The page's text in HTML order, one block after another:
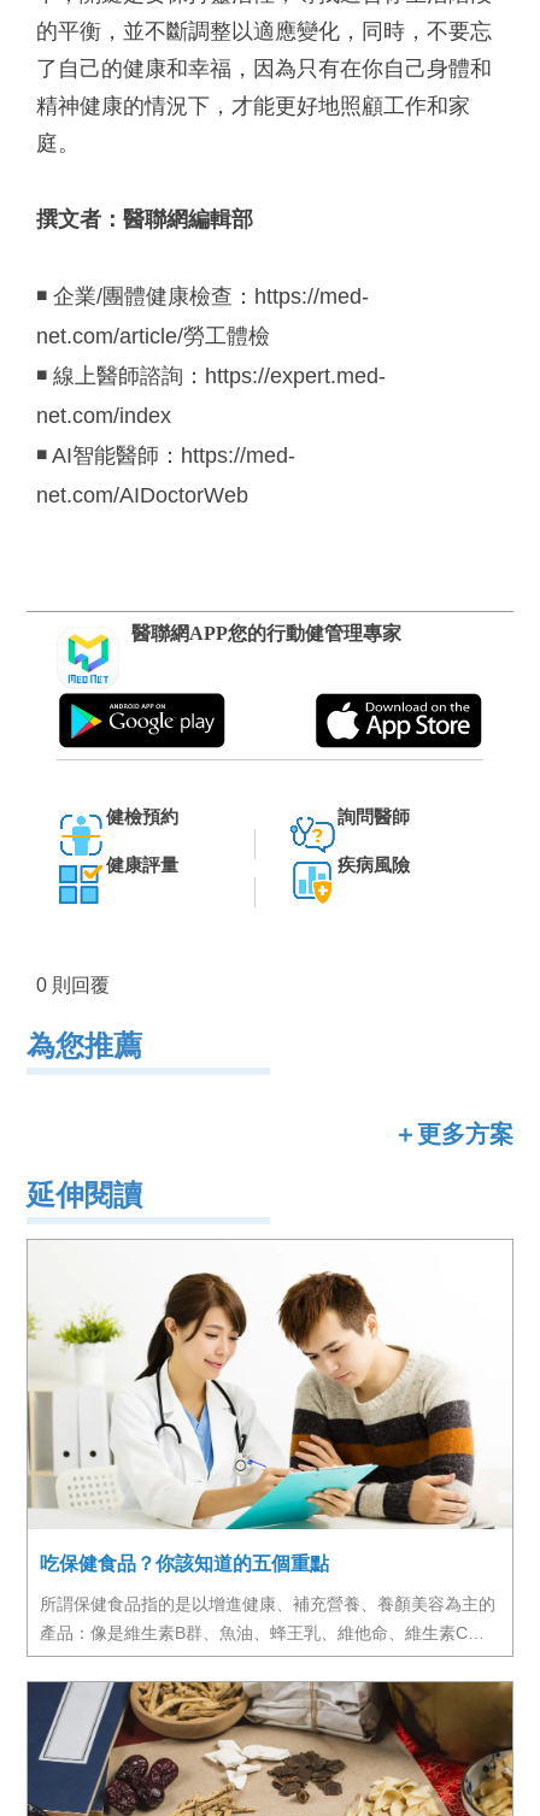
的平衡，並不斷調整以適應變化，同時，不要忘
了自己的健康和幸福，因為只有在你自己身體和
精神健康的情況下，才能更好地照顧工作和家
庭。
撰文者：醫聯網編輯部
◾️ 企業/團體健康檢查： https://med-
net.com/article/勞工體檢
◾️ 線上醫師諮詢： https://expert.med-
net.com/index
◾️ AI智能醫師： https://med-
net.com/AIDoctorWeb
醫聯網APP您的行動健管理專家
健檢預約 詢問醫師
健康評量 疾病風險
0 則回覆
為您推薦
＋更多方案
延伸閱讀
吃保健食品？你該知道的五個重點
所謂保健食品指的是以增進健康、補充營養、養顏美容為主的
產品：像是維生素B群、魚油、蜂王乳、維他命、維生素C、
維生素E、Q10、膠原蛋白、綠藻、酵素等都是保健食品。為
什麼要吃保健食品呢？